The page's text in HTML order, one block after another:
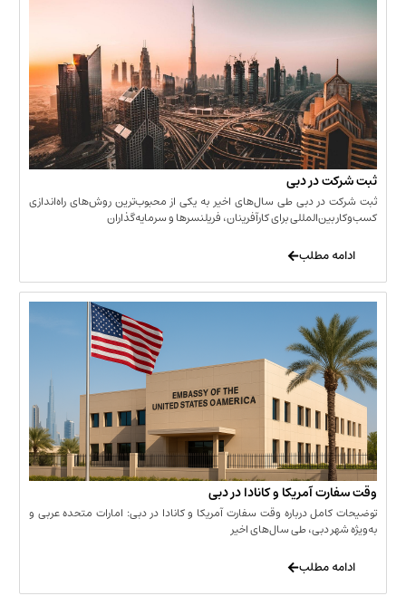
در دبی
دبی طی سال‌های اخیر به یکی از محبوب‌ترین روش‌های راه‌اندازی
برای کارآفرینان، فریلنسرها و سرمایه‌گذاران
آمریکا و کانادا در دبی
درباره وقت سفارت آمریکا و کانادا در دبی: امارات متحده عربی و
دبی، طی سال‌های اخیر